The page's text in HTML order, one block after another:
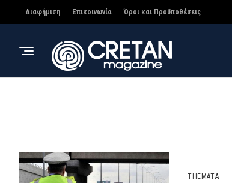
Διαφήμιση Επικοινωνία Όροι και Προϋποθέσεις
THEMATA